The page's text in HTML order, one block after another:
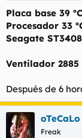
Placa base 39 ºC
Procesador 33
Seagate
Ventilador 2885
Después de 6
oTeCaLo
Freak